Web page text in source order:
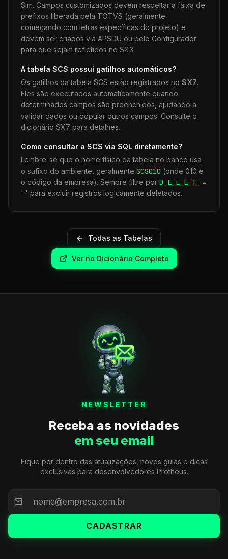
Sim. Campos customizados devem respeitar a faixa de
prefixos liberada pela TOTVS (geralmente
começando com letras específicas do projeto) e
devem ser criados via APSDU ou pelo Configurador
para que sejam refletidos no SX3.
A tabela SCS possui gatilhos automáticos?
Os gatilhos da tabela SCS estão registrados no SX7.
Eles são executados automaticamente quando
determinados campos são preenchidos, ajudando a
validar dados ou popular outros campos. Consulte o
dicionário SX7 para detalhes.
Como consultar a SCS via SQL diretamente?
Lembre-se que o nome físico da tabela no banco usa
o sufixo do ambiente, geralmente SCS010 (onde 010 é
o código da empresa). Sempre filtre por D_E_L_E_T_
=
' ' para excluir registros logicamente deletados.
Todas as Tabelas
Ver no Dicionário Completo
NEWSLETTER
Receba as novidades
em seu email
Fique por dentro das atualizações, novos guias e dicas
exclusivas para desenvolvedores Protheus.
CADASTRAR